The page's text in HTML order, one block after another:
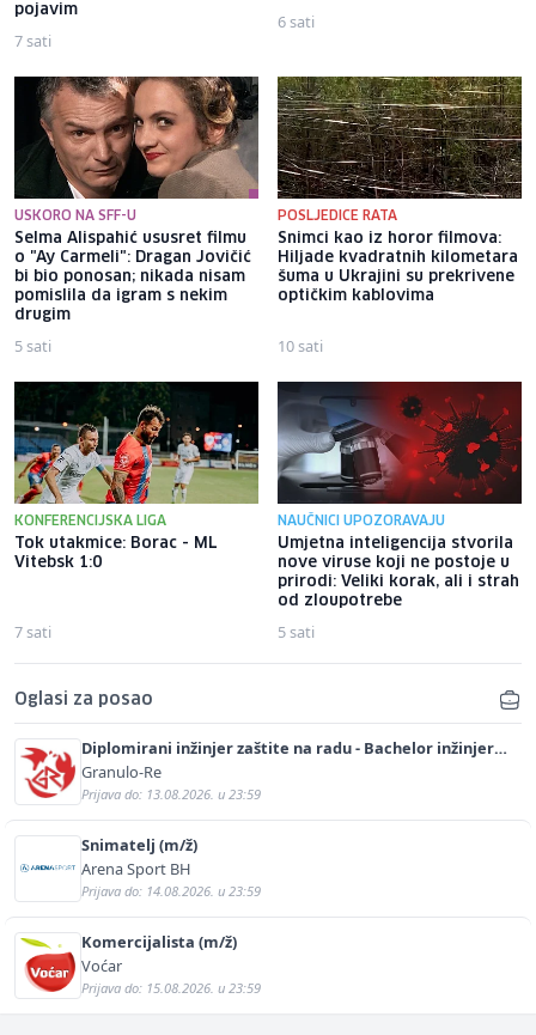
pojavim
7 sati
6 sati
USKORO NA SFF-U
Selma Alispahić ususret filmu
o "Ay Carmeli": Dragan Jovičić
bi bio ponosan; nikada nisam
pomislila da igram s nekim
drugim
5 sati
POSLJEDICE RATA
Snimci kao iz horor filmova:
Hiljade kvadratnih kilometara
šuma u Ukrajini su prekrivene
optičkim kablovima
10 sati
KONFERENCIJSKA LIGA
Tok utakmice: Borac - ML
Vitebsk 1:0
7 sati
NAUČNICI UPOZORAVAJU
Umjetna inteligencija stvorila
nove viruse koji ne postoje u
prirodi: Veliki korak, ali i strah
od zloupotrebe
5 sati
Oglasi za posao
Diplomirani inžinjer zaštite na radu - Bachelor inžinjer
sigurnosti i pomoći (m/ž)
Granulo-Re
Prijava do: 13.08.2026. u 23:59
Snimatelj (m/ž)
Arena Sport BH
Prijava do: 14.08.2026. u 23:59
Komercijalista (m/ž)
Voćar
Prijava do: 15.08.2026. u 23:59